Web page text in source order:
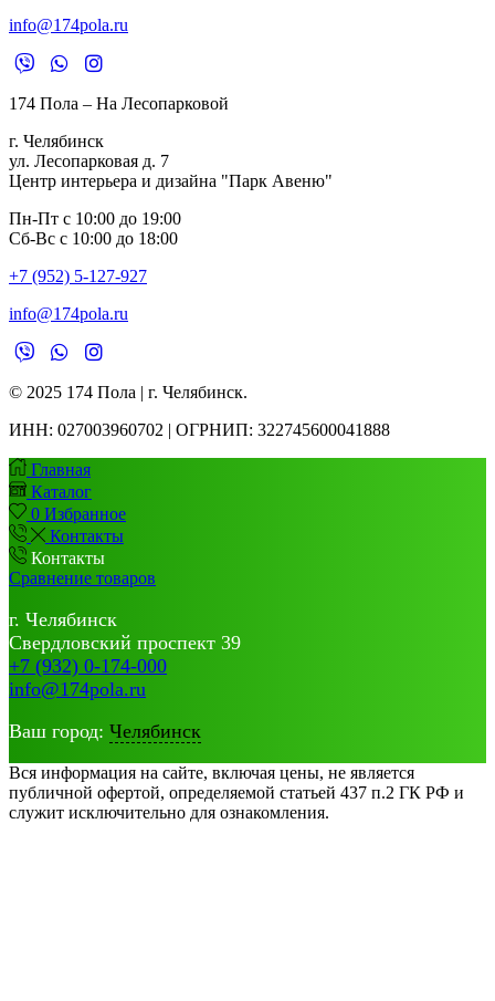
info@174pola.ru
174 Пола – На Лесопарковой
г. Челябинск
ул. Лесопарковая д. 7
Центр интерьера и дизайна "Парк Авеню"
Пн-Пт с 10:00 до 19:00
Сб-Вс с 10:00 до 18:00
+7 (952) 5-127-927
info@174pola.ru
© 2025 174 Пола | г. Челябинск.
ИНН: 027003960702 | ОГРНИП: 322745600041888
Главная
Каталог
0 Избранное
Контакты
Контакты
Сравнение товаров
г. Челябинск
Свердловский проспект 39
+7 (932) 0-174-000
info@174pola.ru
Ваш город: Челябинск
Вся информация на сайте, включая цены, не является
публичной офертой, определяемой статьей 437 п.2 ГК РФ и
служит исключительно для ознакомления.